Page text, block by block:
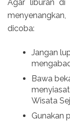
Agar liburan di
dicoba:
Jangan
Bawa
Wisata
Gunakan